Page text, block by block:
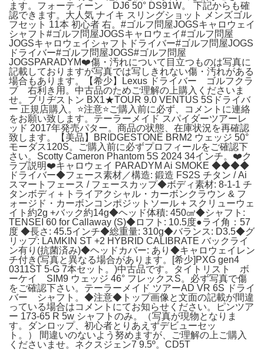
ます。フォーティーン DJ6 50° DS91W。 下記からも確
認できます。大人気 ナイキ スリングショット メンズゴル
フセット 11本 初心者 右。#ゴルフ問屋JOGSキャロウェイ
シャフト#ゴルフ問屋JOGSキャロウェイ#ゴルフ問屋
JOGSキャロウェイシャフトドライバー#ゴルフ問屋JOGS
ドライバー#ゴルフ問屋JOGS#ゴルフ問屋
JOGSPARADYM❤️傷・汚れについて目立つものは写真に
記載しておりますが写真では写しきれない傷・汚れがある
場合もあります。【希少】Lexus ドライバー ゴルフクラ
ブ 右利き用。中古品のためご理解の上購入くださいま
せ。ブリヂストン BX1★TOUR 9.0 VENTUS 5Sドライバ
ー 正規店購入。️⭐️注意⭐️ご購入前に必ず、コメントに連絡
をお願い致します。テーラーメイド スパイダーツアーレ
ッド 2017年発売パター。商品の状態、在庫状況を再確認
致します。【美品】BRIDGESTONE BRM2 ウェッジ 50°
モーダス120S。ご購入前に必ずプロフィールをご確認下
さい。Scotty Cameron Phantom 5S 2024 34インチ。❤️ク
ラブ説明❤️キャロウェイ PARADYM Ai SMOKE ◆◆◆◆
ドライバー◆フェース素材／構造: 鍛造 FS2S チタン / Ai
スマートフェース / フェースカップ◆ボディ素材: 8-1-1 チ
タンボディ＋トライアクシャル・カーボンクラウン & フ
ォージド・カーボンコンポジットソール + スクリューウェ
イト約2g +バック約14g◆ヘッド体積: 450㎤◆シャフト:
TENSEI 60 for Callaway (S)◆ロフト: 10.5度●ライ角：57
度 ◆長さ: 45.5インチ◆総重量: 310g◆バランス: D3.5◆グ
リップ: LAMKIN ST +2 HYBRID CALIBRATE バックライ
ン有り(抗菌済み)◆ヘッドカバー: あり◆キャロウェイレン
チ付き(写真と異なる場合があります。[希少]PXG gen4
0311ST 5-G 7本セット。)中古品です。タイトリスト ボ
ーケイ SIM9 ウェッジ 46° フレックスS。必ず写真で傷
をご確認下さい。テーラーメイド ツアーAD VR 6S ドライ
バー シャフト。◆注意◆トップ画像と文面の記載が間違
っている場合はコメントにてお知らせください。ピンツア
ー 173-65 R 5w シャフトのみ。（写真が現物となりま
す。ダンロップ、初心者とりあえずデビューセッ
ト。） 間違いのないよう努めますが、ご理解の上ご購入
くださいませ。ネクスジェン7 9.5º。CD5T